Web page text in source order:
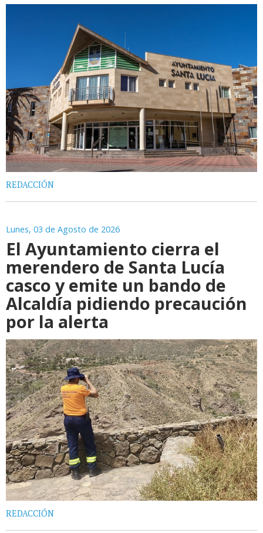
REDACCIÓN
Lunes, 03 de Agosto de 2026
El Ayuntamiento cierra el
merendero de Santa Lucía
casco y emite un bando de
Alcaldía pidiendo precaución
por la alerta
REDACCIÓN